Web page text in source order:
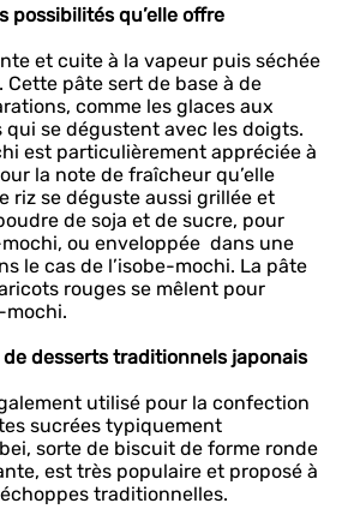
possibilités qu’elle offre
et cuite à la vapeur puis séchée
Cette pâte sert de base à de
comme les glaces aux
se dégustent avec les doigts.
est particulièrement appréciée à
la note de fraîcheur qu’elle
riz se déguste aussi grillée et
de soja et de sucre, pour
ou enveloppée dans une
le cas de l’isobe-mochi. La pâte
rouges se mêlent pour
mochi.
desserts traditionnels japonais
utilisé pour la confection
sucrées typiquement
sorte de biscuit de forme ronde
est très populaire et proposé à
traditionnelles.